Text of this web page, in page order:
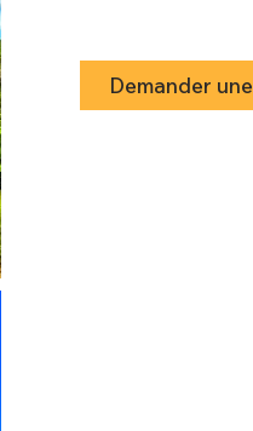
Demander